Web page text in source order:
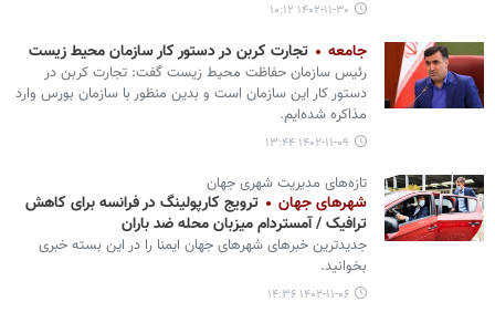
۱۴۰۲-۱۱-۳۰ ۱۰:۱۲
جامعه تجارت کربن در دستور کار سازمان محیط زیست
رئیس سازمان حفاظت محیط زیست گفت: تجارت کربن در
دستور کار این سازمان است و بدین منظور با سازمان‌ بورس وارد
مذاکره شده‌ایم.
۱۴۰۲-۱۱-۰۹ ۱۳:۴۴
تازه‌های مدیریت شهری جهان
شهرهای جهان
ترویج کارپولینگ در فرانسه برای کاهش
ترافیک / آمستردام میزبان محله ضد باران
جدیدترین خبرهای شهرهای جهان ایمنا را در این بسته خبری
بخوانید.
۱۴۰۲-۱۱-۰۶ ۱۴:۳۶